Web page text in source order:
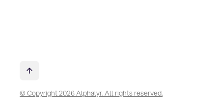
© Copyright 2026 Alphalyr. All rights reserved.